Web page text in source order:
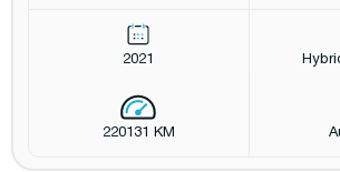
2021
220131 KM